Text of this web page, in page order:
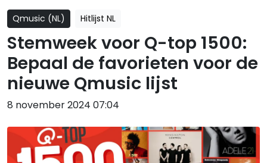
Qmusic (NL) Hitlijst NL
Stemweek voor Q-top 1500:
Bepaal de favorieten voor de
nieuwe Qmusic lijst
8 november 2024 07:04